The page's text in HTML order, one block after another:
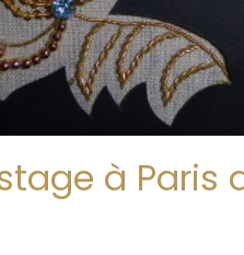
à Paris